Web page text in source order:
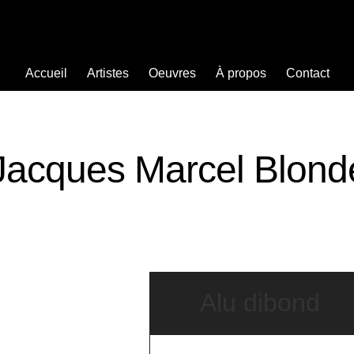
Accueil Artistes Oeuvres À propos Contact
Marcel